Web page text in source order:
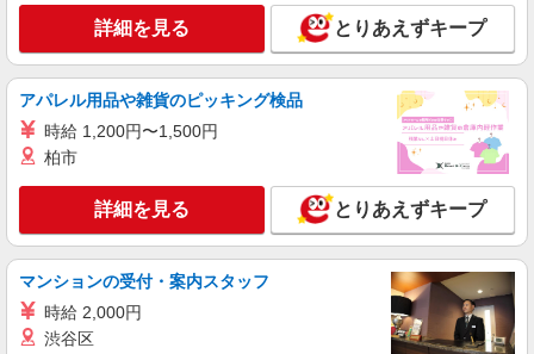
キープ 詳細を見る
派遣社員
株式会社kotrio /●FK-H-2021709
糸島市*デイでの生活補助☆新たなスキルを身
時給1450円〜2062円 ＜日払い有/週払い有/交
通費全支給(ガソリン代含む)＞
福岡県糸島市 最寄り駅：美咲が丘駅
キープ 詳細を見る
派遣社員
詳細を見る とりあえずキープ
アパレル用品や雑貨のピッキング検品
時給 1,200円〜1,500円
柏市
詳細を見る とりあえずキープ
マンションの受付・案内スタッフ
時給 2,000円
渋谷区